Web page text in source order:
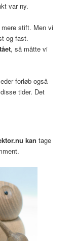
var ny.
stift. Men vi
og fast.
, så måtte vi
forløb også
tider. Det
kan tage